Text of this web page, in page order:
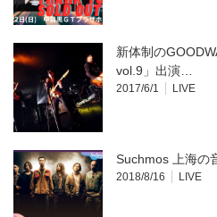
新体制の
vol.9」出演…
2017/6/1 LIVE
Suchmos 上海の
2018/8/16 LIVE